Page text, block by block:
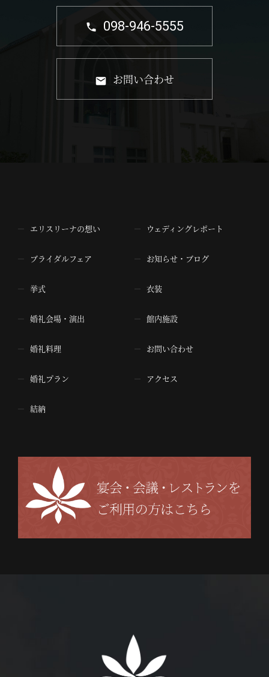
098-946-5555
お問い合わせ
エリスリーナの想い
ブライダルフェア
挙式
婚礼会場・演出
婚礼料理
婚礼プラン
結納
ウェディングレポート
お知らせ・ブログ
衣装
館内施設
お問い合わせ
アクセス